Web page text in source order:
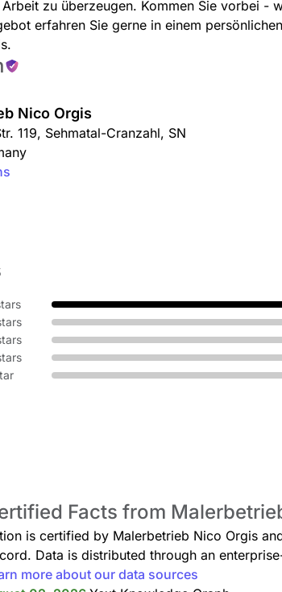
zu überzeugen. Kommen Sie vorbei -
erfahren Sie gerne in einem
Nico Orgis
119, Sehmatal-Cranzahl, SN
Facts from
is certified by Malerbetrieb Nico Orgis
Data is distributed through an
more about our data sources